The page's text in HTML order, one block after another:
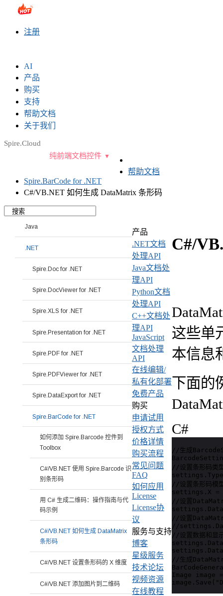
sales@e-iceblue.com
注册
AI
产品
购买
支持
帮助文档
关于我们
Spire.Cloud
纯前端文档控件
帮助文档
Spire.BarCode for .NET
C#/VB.NET 如何生成 DataMatrix 条形码
C#/
这些单
本信息
下面的
C#
//生成
//设置条形码
//设置条形码模
settings.X
//设置
//设置
//
//设置数据和显
settings.Data
//生成
Image image
Java
.NET
Spire.Doc for .NET
Spire.DocViewer for .NET
Spire.XLS for .NET
Spire.Presentation for .NET
Spire.PDF for .NET
Spire.PDFViewer for .NET
Spire.DataExport for .NET
Spire.BarCode for .NET
如何添加 Spire.Barcode 控件到
Toolbox
C#/VB.NET 使用 Spire.Barcode 识
别条形码
用 C# 生成二维码：操作指南与代
码示例
C#/VB.NET 如何生成 DataMatrix
条形码
C#/VB.NET 设置条形码的 X 维度
C#/VB.NET 添加图片到二维码
产品
.NET文档
处理API
Java文档处
理API
Python文档
处理API
C++文档处
理API
JavaScript
文档处理
API
在线编辑/
私有化部署
免费产品
购买
申请试用
授权方式
价格详情
购买流程
常见问题
FAQ
如何应用
License
License协
议
服务与支持
博客
星级服务
技术论坛
视频资源
在线教程